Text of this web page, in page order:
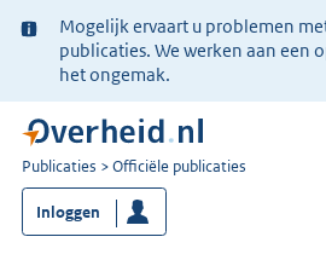
Ter
informatie:
Mogelijk ervaart u problemen
publicaties. We werken aan een
het ongemak.
U
bent
nu
hier:
Publicaties Officiële publicaties
Inloggen